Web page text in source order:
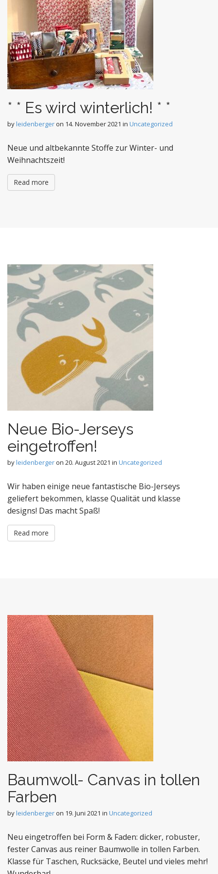
* * Es wird winterlich! * *
byleidenbergeron 14. November 2021 in Uncategorized
Neue und altbekannte Stoffe zur Winter- und
Weihnachtszeit!
Read more
Neue Bio-Jerseys
eingetroffen!
byleidenbergeron 20. August 2021 in Uncategorized
Wir haben einige neue fantastische Bio-Jerseys
geliefert bekommen, klasse Qualität und klasse
designs! Das macht Spaß!
Read more
Baumwoll- Canvas in tollen
Farben
byleidenbergeron 19. Juni 2021 in Uncategorized
Neu eingetroffen bei Form & Faden: dicker, robuster,
fester Canvas aus reiner Baumwolle in tollen Farben.
Klasse für Taschen, Rucksäcke, Beutel und vieles mehr!